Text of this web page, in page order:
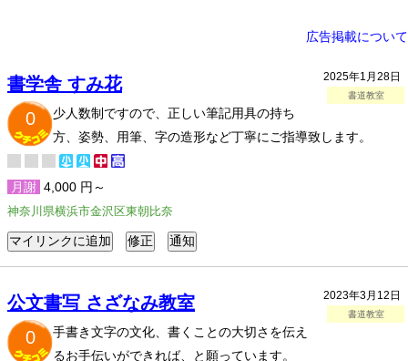
広告掲載について
2025年1月28日
書道教室
書学舎 すみ花
0
少人数制ですので、正しい筆記用具の持ち
方、姿勢、用筆、字の造形など丁寧にご指導致します。
月謝 4,000 円～
神奈川県横浜市金沢区東朝比奈
2023年3月12日
書道教室
公文書写 さざなみ教室
0
手書き文字の文化、書くことの大切さを伝え
るお手伝いができれば、と願っています。